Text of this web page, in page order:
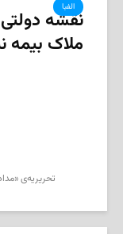
الفبا
نقشه
ملاک
تحریریه‌ی